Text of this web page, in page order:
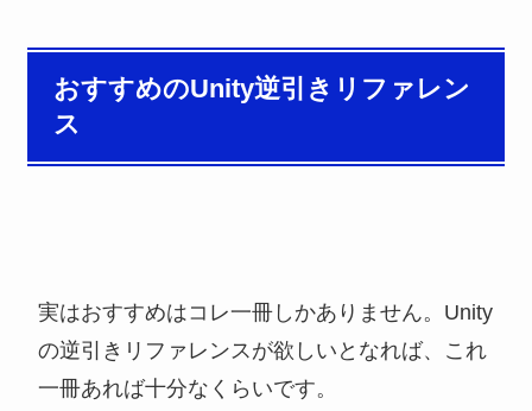
おすすめのUnity逆引きリファレン
ス
実はおすすめはコレ一冊しかありません。Unity
の逆引きリファレンスが欲しいとなれば、これ
一冊あれば十分なくらいです。